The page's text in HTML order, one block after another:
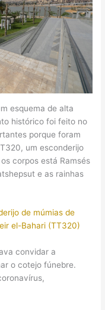
esquema de alta
histórico foi feito no
porque foram
um esconderijo
corpos está Ramsés
e as rainhas
de múmias de
el-Bahari (TT320)
convidar a
o cotejo fúnebre.